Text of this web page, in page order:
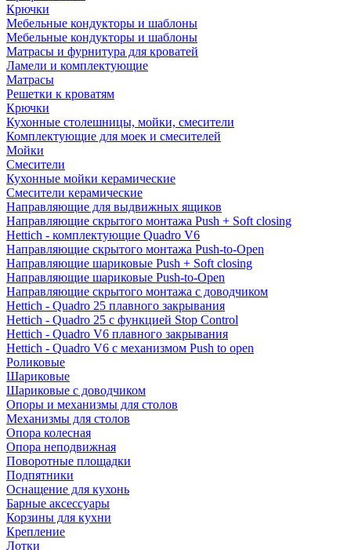
Крючки
Мебельные кондукторы и шаблоны
Мебельные кондукторы и шаблоны
Матрасы и фурнитура для кроватей
Ламели и комплектующие
Матрасы
Решетки к кроватям
Крючки
Кухонные столешницы, мойки, смесители
Комплектующие для моек и смесителей
Мойки
Смесители
Кухонные мойки керамические
Смесители керамические
Направляющие для выдвижных ящиков
Направляющие скрытого монтажа Push + Soft closing
Hettich - комплектующие Quadro V6
Направляющие скрытого монтажа Push-to-Open
Направляющие шариковые Push + Soft closing
Направляющие шариковые Push-to-Open
Направляющие скрытого монтажа с доводчиком
Hettich - Quadro 25 плавного закрывания
Hettich - Quadro 25 с функцией Stop Control
Hettich - Quadro V6 плавного закрывания
Hettich - Quadro V6 с механизмом Push to open
Роликовые
Шариковые
Шариковые с доводчиком
Опоры и механизмы для столов
Механизмы для столов
Опора колесная
Опора неподвижная
Поворотные площадки
Подпятники
Оснащение для кухонь
Барные аксессуары
Корзины для кухни
Крепление
Лотки